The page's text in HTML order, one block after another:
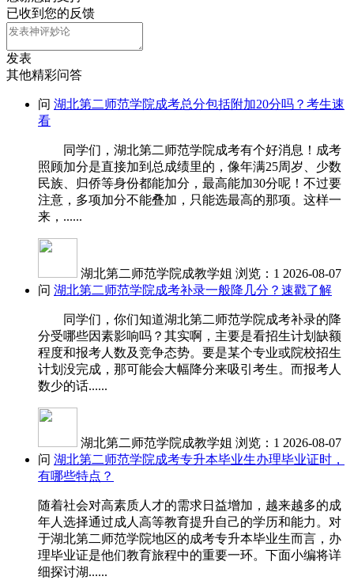
已收到您的反馈
发表
其他精彩问答
问 湖北第二师范学院成考总分包括附加20分吗？考生速
看
同学们，湖北第二师范学院成考有个好消息！成考
照顾加分是直接加到总成绩里的，像年满25周岁、少数
民族、归侨等身份都能加分，最高能加30分呢！不过要
注意，多项加分不能叠加，只能选最高的那项。这样一
来，......
湖北第二师范学院成教学姐 浏览：1 2026-08-07
问 湖北第二师范学院成考补录一般降几分？速戳了解
同学们，你们知道湖北第二师范学院成考补录的降
分受哪些因素影响吗？其实啊，主要是看招生计划缺额
程度和报考人数及竞争态势。要是某个专业或院校招生
计划没完成，那可能会大幅降分来吸引考生。而报考人
数少的话......
湖北第二师范学院成教学姐 浏览：1 2026-08-07
问 湖北第二师范学院成考专升本毕业生办理毕业证时，
有哪些特点？
随着社会对高素质人才的需求日益增加，越来越多的成
年人选择通过成人高等教育提升自己的学历和能力。对
于湖北第二师范学院地区的成考专升本毕业生而言，办
理毕业证是他们教育旅程中的重要一环。下面小编将详
细探讨湖......